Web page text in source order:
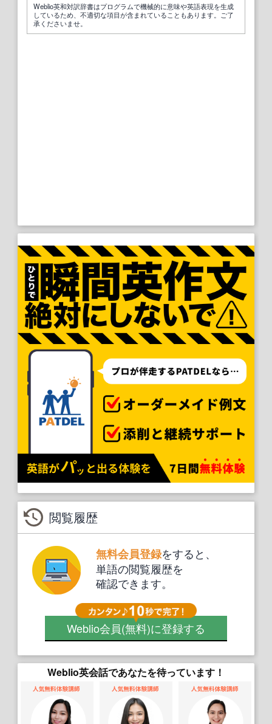
Weblio英和対訳辞書はプログラムで機械的に意味や英語表現を生成
しているため、不適切な項目が含まれていることもあります。ご了
承くださいませ。
閲覧履歴
無料会員登録をすると、
単語の閲覧履歴を
確認できます。
Weblio会員(無料)に登録する
Weblio英会話であなたを待っています！